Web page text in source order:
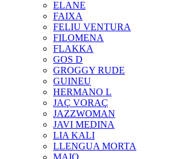
ELANE
FAIXA
FELIU VENTURA
FILOMENA
FLAKKA
GOS D
GROGGY RUDE
GUINEU
HERMANO L
JAÇ VORAÇ
JAZZWOMAN
JAVI MEDINA
LIA KALI
LLENGUA MORTA
MAIO